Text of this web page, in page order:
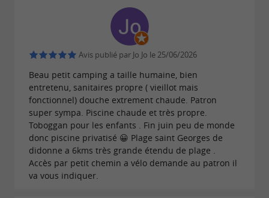
Avis publié par Jo Jo le 25/06/2026
Beau petit camping a taille humaine, bien
entretenu, sanitaires propre ( vieillot mais
fonctionnel) douche extrement chaude. Patron
super sympa. Piscine chaude et très propre.
Toboggan pour les enfants . Fin juin peu de monde
donc piscine privatisé 😀 Plage saint Georges de
didonne a 6kms très grande étendu de plage .
Accès par petit chemin a vélo demande au patron il
va vous indiquer.